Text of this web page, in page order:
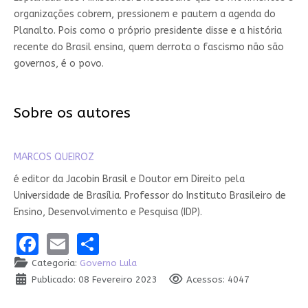
organizações cobrem, pressionem e pautem a agenda do
Planalto. Pois como o próprio presidente disse e a história
recente do Brasil ensina, quem derrota o fascismo não são
governos, é o povo.
Sobre os autores
MARCOS QUEIROZ
é editor da Jacobin Brasil e Doutor em Direito pela
Universidade de Brasília. Professor do Instituto Brasileiro de
Ensino, Desenvolvimento e Pesquisa (IDP).
Facebook
EmailShare
Categoria: Governo Lula
Publicado: 08 Fevereiro 2023
Acessos: 4047